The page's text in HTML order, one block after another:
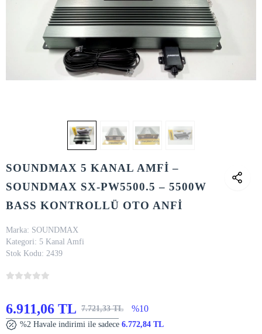
SOUNDMAX 5 KANAL AMFİ –
SOUNDMAX SX-PW5500.5 – 5500W
BASS KONTROLLÜ OTO ANFİ
Marka: SOUNDMAX
Kategori: 5 Kanal Amfi
Stok Kodu: 2439
6.911,06 TL 7.721,33 TL %10
%2 Havale indirimi ile sadece 6.772,84 TL